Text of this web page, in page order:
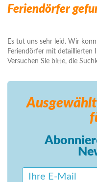
Feriendörfer
Es tut uns sehr leid. Wir
Feriendörfer mit detaillierten
Versuchen Sie bitte, die